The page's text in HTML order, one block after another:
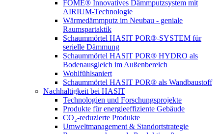
FOME® Innovatives Dämmputzsystem mit
AIRIUM-Technologie
Wärmedämmputz im Neubau - geniale
Raumspartaktik
Schaummörtel HASIT POR®-SYSTEM für
serielle Dämmung
Schaummörtel HASIT POR® HYDRO als
Bodenausgleich im Außenbereich
Wohlfühlsaniert
Schaummörtel HASIT POR® als Wandbaustoff
Nachhaltigkeit bei HASIT
Technologien und Forschungsprojekte
Produkte für energieeffiziente Gebäude
CO₂-reduzierte Produkte
Umweltmanagement & Standortstrategie